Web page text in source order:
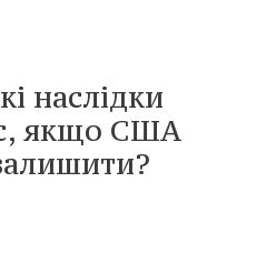
наслідки
якщо США